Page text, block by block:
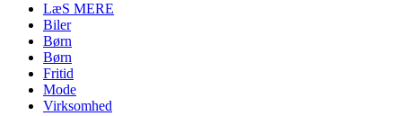
LæS MERE
Biler
Børn
Børn
Fritid
Mode
Virksomhed